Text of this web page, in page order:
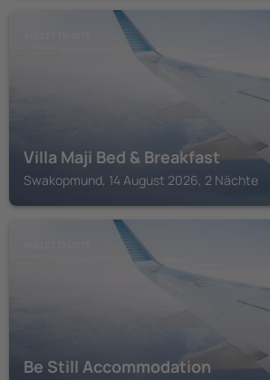
Villa Maji Bed & Breakfast
Swakopmund, 14 August 2026, 2 Nächte
Be Still Accommodation